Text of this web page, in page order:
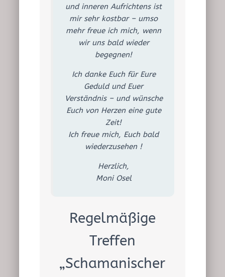
und inneren Aufrichtens ist
mir sehr kostbar – umso
mehr freue ich mich, wenn
wir uns bald wieder
begegnen!
Ich danke Euch für Eure
Geduld und Euer
Verständnis – und wünsche
Euch von Herzen eine gute
Zeit!
Ich freue mich, Euch bald
wiederzusehen !
Herzlich,
Moni Osel
Regelmäßige
Treffen
„Schamanischer